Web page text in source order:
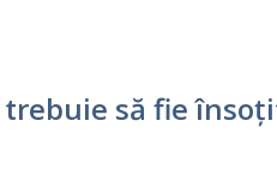
să fie